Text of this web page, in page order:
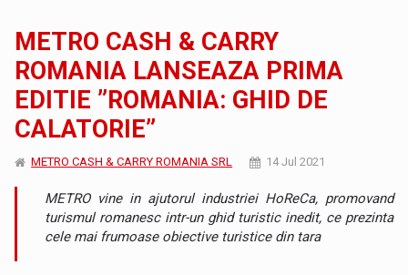
METRO CASH & CARRY
ROMANIA LANSEAZA PRIMA
EDITIE ”ROMANIA: GHID DE
CALATORIE”
METRO CASH & CARRY ROMANIA SRL 14 Jul 2021
METRO vine in ajutorul industriei HoReCa, promovand
turismul romanesc intr-un ghid turistic inedit, ce prezinta
cele mai frumoase obiective turistice din tara